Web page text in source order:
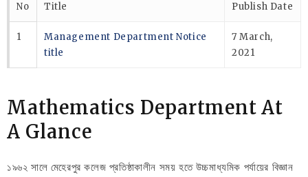
No Title Publish Date
1
Management Department Notice
title
7 March,
2021
Mathematics Department At
A Glance
১৯৬২ সালে মেহেরপুর কলেজ প্রতিষ্ঠাকালীন সময় হতে উচ্চমাধ্যমিক পর্যায়ের বিজ্ঞান